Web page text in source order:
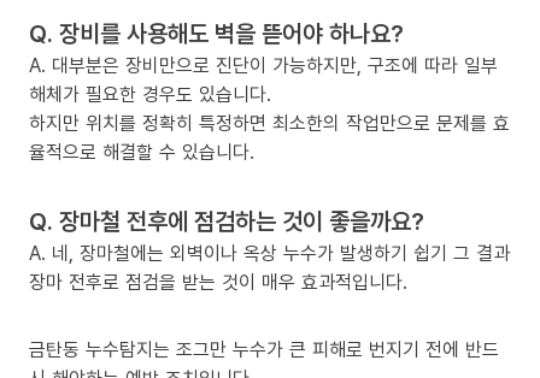
Q. 장비를 사용해도 벽을 뜯어야 하나요?
A. 대부분은 장비만으로 진단이 가능하지만, 구조에 따라 일부
해체가 필요한 경우도 있습니다.
하지만 위치를 정확히 특정하면 최소한의 작업만으로 문제를 효
율적으로 해결할 수 있습니다.
Q. 장마철 전후에 점검하는 것이 좋을까요?
A. 네, 장마철에는 외벽이나 옥상 누수가 발생하기 쉽기 그 결과
장마 전후로 점검을 받는 것이 매우 효과적입니다.
금탄동 누수탐지는 조그만 누수가 큰 피해로 번지기 전에 반드